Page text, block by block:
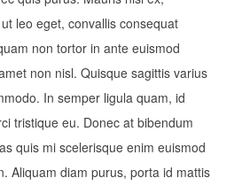
leo eget, convallis consequat
non tortor in ante euismod
non nisl. Quisque sagittis varius
In semper ligula quam, id
tristique eu. Donec at bibendum
quis mi scelerisque enim euismod
Aliquam diam purus, porta id mattis